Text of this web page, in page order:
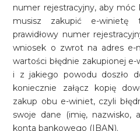
numer rejestracyjny, aby móc
musisz zakupić e-
prawidłowy numer
wniosek o zwrot na adres e-
wartości błędnie zakupionej
i z jakiego powodu doszło
koniecznie załącz kopię
zakup obu e-winiet, czyli
swoje dane (imię, nazwisko,
konta bankowego (IBAN).